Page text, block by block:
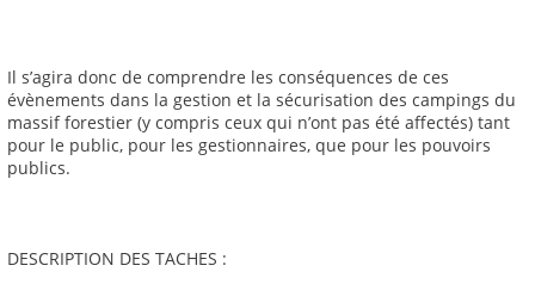
Il s’agira donc de comprendre les conséquences de ces
évènements dans la gestion et la sécurisation des campings du
massif forestier (y compris ceux qui n’ont pas été affectés) tant
pour le public, pour les gestionnaires, que pour les pouvoirs
publics.
DESCRIPTION DES TACHES :